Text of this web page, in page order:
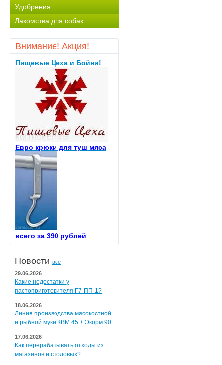
Удобрения
Лакомства для собак
Внимание! Акция!
Пищевые Цеха и Бойни!
Евро крюки для туш мяса
всего за 390 рублей
Новости все
29.06.2026
Какие недостатки у
пастоприготовителя Г7-ПП-1?
18.06.2026
Линия производства мясокостной
и рыбной муки КВМ 45 + Экорм 90
17.06.2026
Как перерабатывать отходы из
магазинов и столовых?